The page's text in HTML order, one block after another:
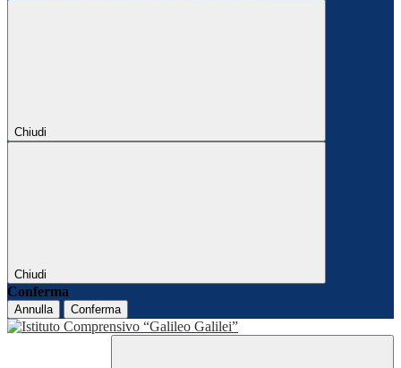
Chiudi
Chiudi
Conferma
Annulla Conferma